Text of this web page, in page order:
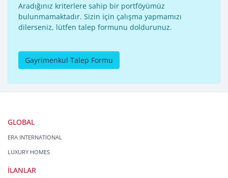
Aradığınız kriterlere sahip bir portföyümüz
bulunmamaktadır. Sizin için çalışma yapmamızı
dilerseniz, lütfen talep formunu doldurunuz.
Gayrimenkul Talep Formu
GLOBAL
ERA INTERNATIONAL
LUXURY HOMES
İLANLAR